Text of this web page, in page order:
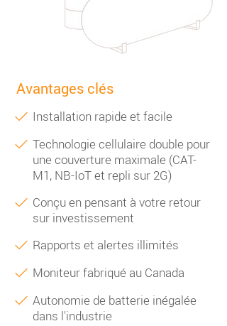
Avantages clés
Installation rapide et facile
Technologie cellulaire double pour
une couverture maximale (CAT-
M1, NB-IoT et repli sur 2G)
Conçu en pensant à votre retour
sur investissement
Rapports et alertes illimités
Moniteur fabriqué au Canada
Autonomie de batterie inégalée
dans l'industrie